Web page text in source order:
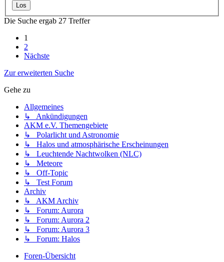
Die Suche ergab 27 Treffer
1
2
Nächste
Zur erweiterten Suche
Gehe zu
Allgemeines
↳ Ankündigungen
AKM e.V. Themengebiete
↳ Polarlicht und Astronomie
↳ Halos und atmosphärische Erscheinungen
↳ Leuchtende Nachtwolken (NLC)
↳ Meteore
↳ Off-Topic
↳ Test Forum
Archiv
↳ AKM Archiv
↳ Forum: Aurora
↳ Forum: Aurora 2
↳ Forum: Aurora 3
↳ Forum: Halos
Foren-Übersicht